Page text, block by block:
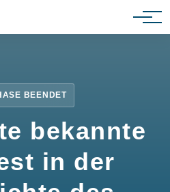
BEENDET
bekannte
in der